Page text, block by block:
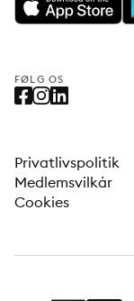
FØLG OS
Privatlivspolitik
Medlemsvilkår
Cookies